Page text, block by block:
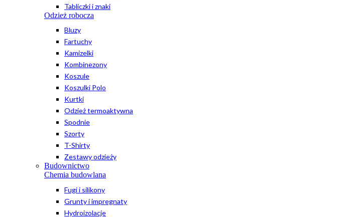
Tabliczki i znaki
Odzież robocza
Bluzy
Fartuchy
Kamizelki
Kombinezony
Koszule
Koszulki Polo
Kurtki
Odzież termoaktywna
Spodnie
Szorty
T-Shirty
Zestawy odzieży
Budownictwo
Chemia budowlana
Fugi i silikony
Grunty i impregnaty
Hydroizolacje